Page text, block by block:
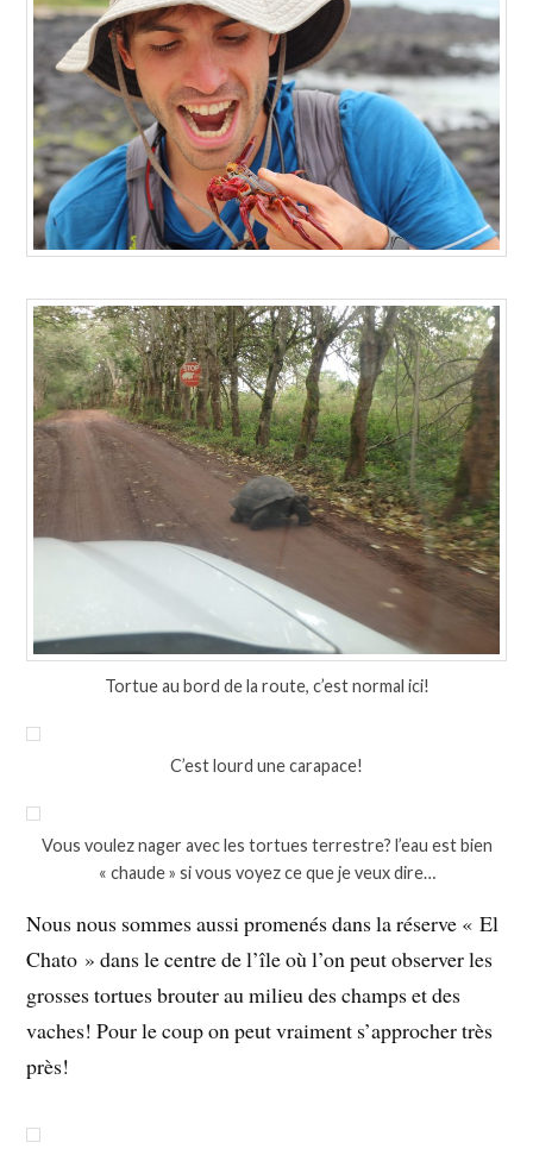
Tortue au bord de la route, c’est normal ici!
C’est lourd une carapace!
Vous voulez nager avec les tortues terrestre? l’eau est bien
« chaude » si vous voyez ce que je veux dire…
Nous nous sommes aussi promenés dans la réserve « El
Chato » dans le centre de l’île où l’on peut observer les
grosses tortues brouter au milieu des champs et des
vaches! Pour le coup on peut vraiment s’approcher très
près!